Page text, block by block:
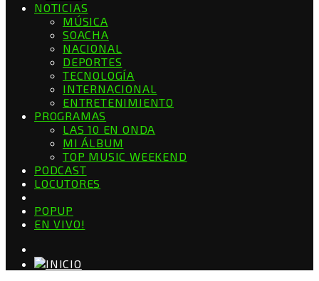
NOTICIAS
MÚSICA
SOACHA
NACIONAL
DEPORTES
TECNOLOGÍA
INTERNACIONAL
ENTRETENIMIENTO
PROGRAMAS
LAS 10 EN ONDA
MI ÁLBUM
TOP MUSIC WEEKEND
PODCAST
LOCUTORES
POPUP
EN VIVO!